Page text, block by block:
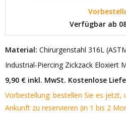
Verfügbar ab
Material: Chirurgenstahl 316L
Industrial-Piercing Zickzack Eloxiert
9,90 € inkl. MwSt. Kostenlose
Vorbestellung: bestellen Sie es jetzt,
Ankunft zu reservieren (in 1 bis 2